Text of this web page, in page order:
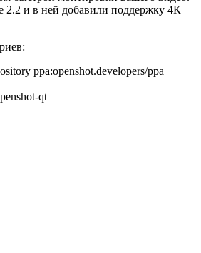
и в ней добавили поддержку 4К
ppa:openshot.developers/ppa
qt